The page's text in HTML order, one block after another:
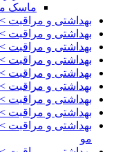
ماسک
بهداشتی و مراقبت
بهداشتی و مراقبت
بهداشتی و مراقبت
بهداشتی و
بهداشتی و
بهداشتی و
بهداشتی و
بهداشتی و مراقبت
بهداشتی و مراقبت
مو